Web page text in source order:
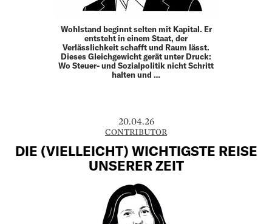
Wohlstand beginnt selten mit Kapital. Er
entsteht in einem Staat, der
Verlässlichkeit schafft und Raum lässt.
Dieses Gleich­gewicht gerät unter Druck:
Wo Steuer- und Sozial­politik nicht Schritt
halten und …
20.04.26
CONTRIBUTOR
DIE (VIELLEICHT) WICHTIGSTE REISE
UNSERER ZEIT